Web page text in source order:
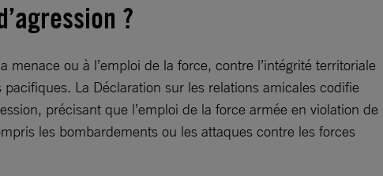
?
ou à l’emploi de la force, contre l’intégrité territoriale
La Déclaration sur les relations amicales codifie
précisant que l’emploi de la force armée en violation de
les bombardements ou les attaques contre les forces